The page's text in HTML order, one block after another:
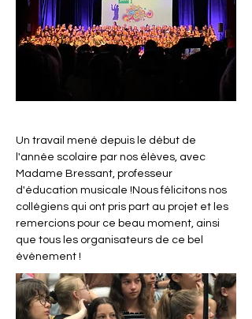
Un travail mené depuis le début de
l'année scolaire par nos élèves, avec
Madame Bressant, professeur
d'éducation musicale !Nous félicitons nos
collégiens qui ont pris part au projet et les
remercions pour ce beau moment, ainsi
que tous les organisateurs de ce bel
évènement !